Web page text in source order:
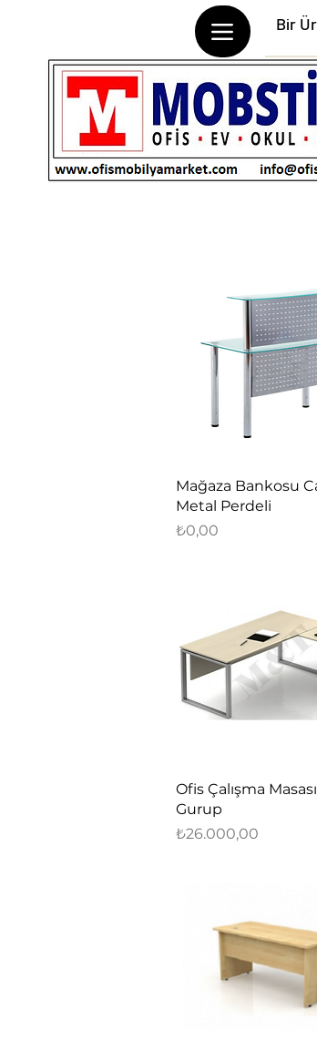
Hızlı Bakış
Mağaza Bankosu
Metal Perdeli
Fiyat
₺0,00
Hızlı Bakış
Ofis Çalışma
Gurup
Fiyat
₺26.000,00